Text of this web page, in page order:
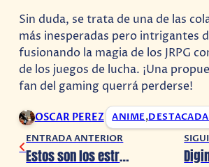
Sin duda, se trata de una de las
más inesperadas pero intrigantes
fusionando la magia de los JRPG
de los juegos de lucha. ¡Una
fan del gaming querrá perderse!
OSCAR PEREZ ANIME,
ENTRADA ANTERIOR
Estos son los estrenos más esperados de Crunchyroll en la nueva temporada primavera 2025